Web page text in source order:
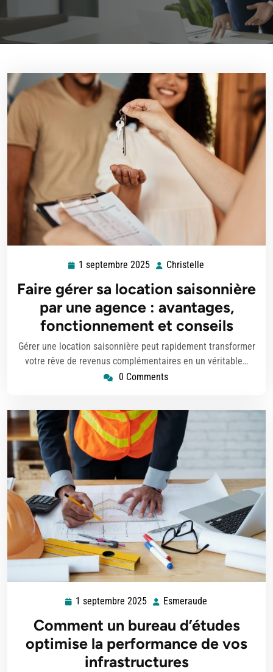
1 septembre 2025
2025
Christelle
Faire gérer sa location saisonnière
par une agence : avantages,
fonctionnement et conseils
Gérer une location saisonnière peut rapidement transformer
votre rêve de revenus complémentaires en un véritable…
0 Comments
1 septembre 2025
2025
Esmeraude
Comment un bureau d’études
optimise la performance de vos
infrastructures